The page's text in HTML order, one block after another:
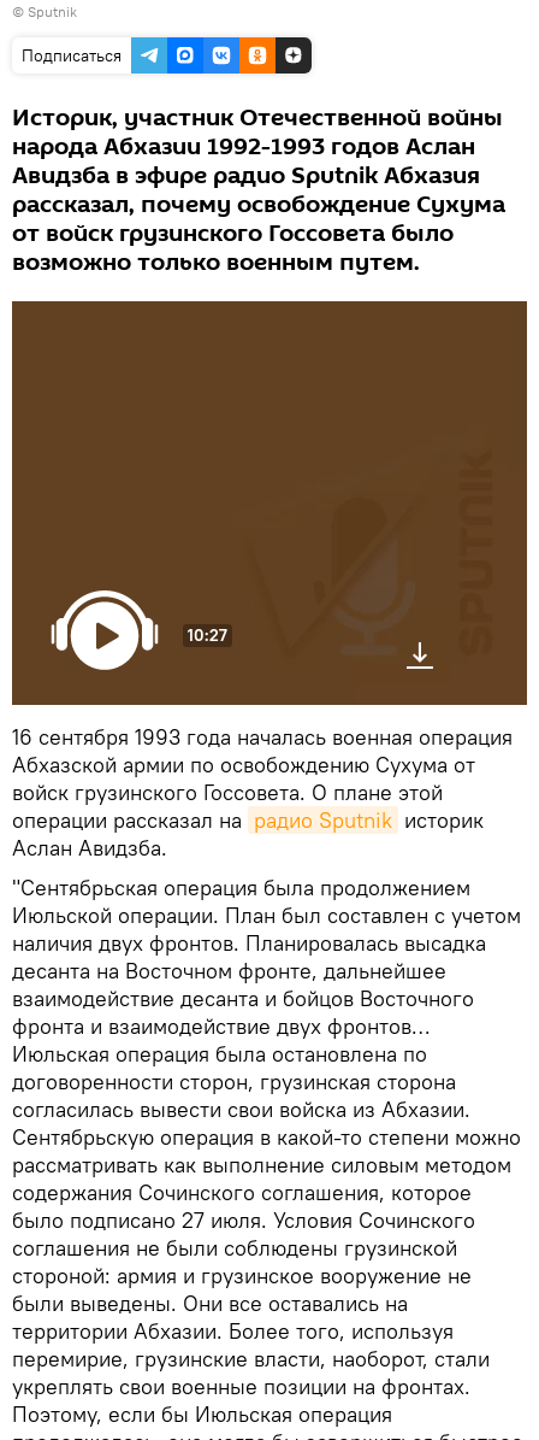
© Sputnik
Подписаться
Историк, участник Отечественной войны
народа Абхазии 1992-1993 годов Аслан
Авидзба в эфире радио Sputnik Абхазия
рассказал, почему освобождение Сухума
от войск грузинского Госсовета было
возможно только военным путем.
10:27
16 сентября 1993 года началась военная операция
Абхазской армии по освобождению Сухума от
войск грузинского Госсовета. О плане этой
операции рассказал на радио Sputnik историк
Аслан Авидзба.
"Сентябрьская операция была продолжением
Июльской операции. План был составлен с учетом
наличия двух фронтов. Планировалась высадка
десанта на Восточном фронте, дальнейшее
взаимодействие десанта и бойцов Восточного
фронта и взаимодействие двух фронтов…
Июльская операция была остановлена по
договоренности сторон, грузинская сторона
согласилась вывести свои войска из Абхазии.
Сентябрьскую операция в какой-то степени можно
рассматривать как выполнение силовым методом
содержания Сочинского соглашения, которое
было подписано 27 июля. Условия Сочинского
соглашения не были соблюдены грузинской
стороной: армия и грузинское вооружение не
были выведены. Они все оставались на
территории Абхазии. Более того, используя
перемирие, грузинские власти, наоборот, стали
укреплять свои военные позиции на фронтах.
Поэтому, если бы Июльская операция